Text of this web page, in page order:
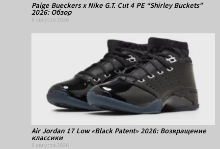
Paige Bueckers x Nike G.T. Cut 4 PE “Shirley Buckets”
2026: Обзор
6 августа 2026
Air Jordan 17 Low «Black Patent» 2026: Возвращение
классики
6 августа 2026